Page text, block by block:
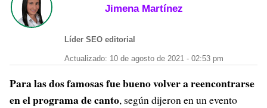
Jimena Martínez
Líder SEO editorial
Actualizado: 10 de agosto de 2021 - 02:53 pm
Para las dos famosas fue bueno volver a reencontrarse
en el programa de canto, según dijeron en un evento